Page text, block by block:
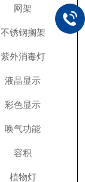
网架
不锈钢搁架
紫外消毒灯
液晶显示
彩色显示
唤气功能
容积
植物灯